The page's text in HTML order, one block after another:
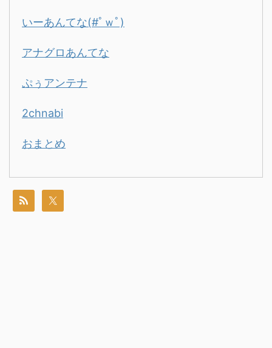
いーあんてな(#ﾟｗﾟ)
アナグロあんてな
ぷぅアンテナ
2chnabi
おまとめ